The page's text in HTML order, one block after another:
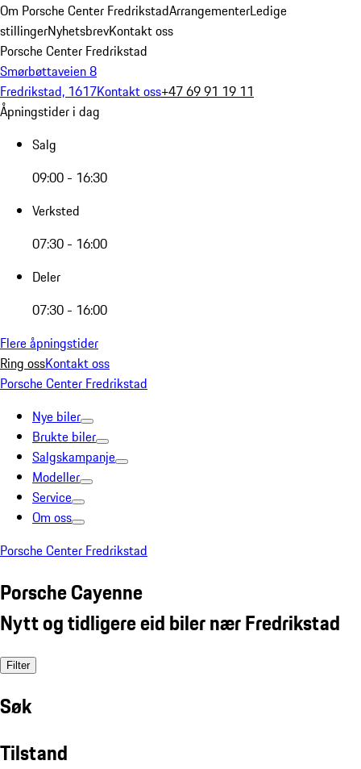
Om Porsche Center FredrikstadArrangementerLedige
stillingerNyhetsbrevKontakt oss
Porsche Center Fredrikstad
Smørbøttaveien 8
Fredrikstad, 1617Kontakt oss+47 69 91 19 11
Åpningstider i dag
Salg
09:00 - 16:30
Verksted
07:30 - 16:00
Deler
07:30 - 16:00
Flere åpningstider
Ring ossKontakt oss
Porsche Center Fredrikstad
Nye biler
Brukte biler
Salgskampanje
Modeller
Service
Om oss
Porsche Center Fredrikstad
Porsche Cayenne
Nytt og tidligere eid biler nær Fredrikstad
Filter
Søk
Tilstand